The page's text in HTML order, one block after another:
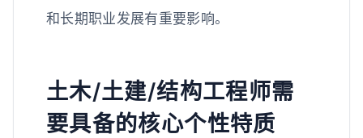
和长期职业发展有重要影响。
土木/土建/结构工程师需
要具备的核心个性特质